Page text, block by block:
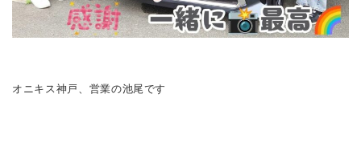
オニキス神戸、営業の池尾です